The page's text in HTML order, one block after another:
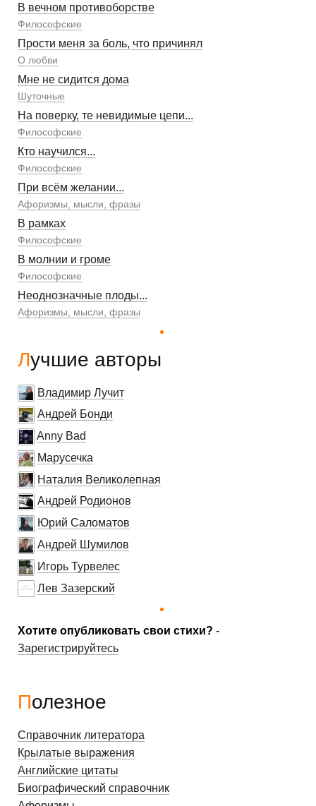
В вечном противоборстве
Философские
Прости меня за боль, что причинял
О любви
Мне не сидится дома
Шуточные
На поверку, те невидимые цепи...
Философские
Кто научился...
Философские
При всём желании...
Афоризмы, мысли, фразы
В рамках
Философские
В молнии и громе
Философские
Неоднозначные плоды...
Афоризмы, мысли, фразы
Лучшие авторы
Владимир Лучит
Андрей Бонди
Anny Bad
Марусечка
Наталия Великолепная
Андрей Родионов
Юрий Саломатов
Андрей Шумилов
Игорь Турвелес
Лев Зазерский
Хотите опубликовать свои стихи? -
Зарегистрируйтесь
Полезное
Справочник литератора
Крылатые выражения
Английские цитаты
Биографический справочник